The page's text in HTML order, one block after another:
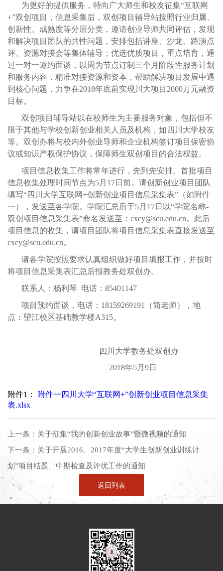
为更好的提供服务，特向广大师生和校友征集“互联网
+”双创项目，信息采集后，双创项目辅导站按照行业归属、
创新性、成熟度等分层分类，邀请创业导师共同评估，发现
和解决项目团队的共性问题，安排包括讲座、沙龙、路演点
评、资源对接会等集体辅导；优选优质项目，重点培育，通
过一对一邀约面谈，以周为节点订制三个月阶段性服务计划
和服务内容，精准对接资源和资本，帮助解决项目发展中遇
到核心问题，力争在2018年底前实现川大项目2000万元融资
目标。
双创项目辅导站以在校师生为主要服务对象，包括但不
限于其他与学校创新创业相关人员及机构，如四川大学校友
等。双创办将与校内外创业导师和企业机构签订项目保密协
议或知识产权保护协议，保障师生双创项目的合法权益。
项目信息收集工作将常年进行，先到先安排。首批项目
信息收集处理时间节点为5月17日前。请创新创业项目团队
填写“四川大学互联网+创新创业项目信息采集表”（如附件
一），发送至各学院。学院汇总后于5月17日以“学院名称-
双创 项目信息采集表”命名发送至：cxcy@scu.edu.cn。 此后
项目信息的收集，请项目团队将项目信息采集表直接发送至
cxcy@scu.edu.cn。
请各学院按照要求认真组织做好项目填报工作，并按时
将项目信息采集表汇总后报教务处双创办。
联系人：杨利琴 电话： 85401147
项目预约面谈，电话： 18159269191
（简老师），地
点：望江校区基础教学楼A315。
四川大学教务处双创办
2018年5月9日
附件1：
附件一四川大学“互联网+”创新创业项目信息采集
表.xlsx
上一条： 关于征集“我的创新创业故事”暨微视频的通知
下一条： 关于开展2016、2017年度“大学生创新创业训练计
划”项目结题、中期检查及评优工作的通知
返回列表